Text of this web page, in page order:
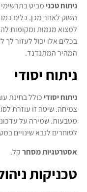
ניתוח טכנימביט בתרשימי
למצוא מגמות ומקומות
בכלים אלו יכול לעזור
המהיר המתנדנד.
ניתוח יסודי
ניתוח יסודיכולל בחינת
צמיחה. שיטה זו עוזרת
מטבעות. שמירה על
לסוחרים לנבא שינויים
אסטרטגיות מסחרקל.
טכניקות